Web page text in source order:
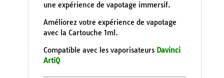
une expérience de vapotage immersif.
Améliorez votre expérience de vapotage
avec la Cartouche 1ml.
Compatible avec les vaporisateurs Davinci
ArtiQ